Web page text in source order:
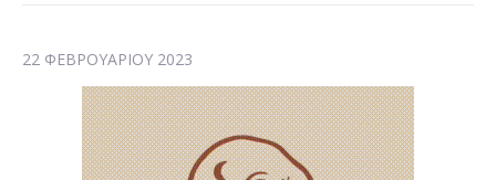
22 ΦΕΒΡΟΥΑΡΊΟΥ 2023